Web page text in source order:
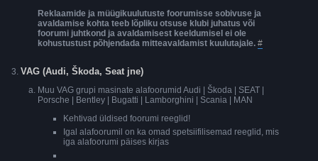
Reklaamide ja müügikuulutuste foorumisse sobivuse ja
avaldamise kohta teeb lõpliku otsuse klubi juhatus või
foorumi juhtkond ja avaldamisest keeldumisel ei ole
kohustustust põhjendada mitteavaldamist kuulutajale. #
VAG (Audi, Škoda, Seat jne)
Muu VAG grupi masinate alafoorumid Audi | Škoda | SEAT |
Porsche | Bentley | Bugatti | Lamborghini | Scania | MAN
Kehtivad üldised foorumi reeglid!
Igal alafoorumil on ka omad spetsiifilisemad reeglid, mis
iga alafoorumi päises kirjas